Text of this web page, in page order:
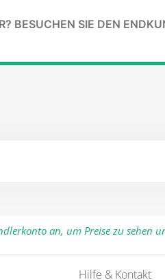
BESUCHEN SIE DEN
an, um Preise zu sehen
Hilfe & Kontakt